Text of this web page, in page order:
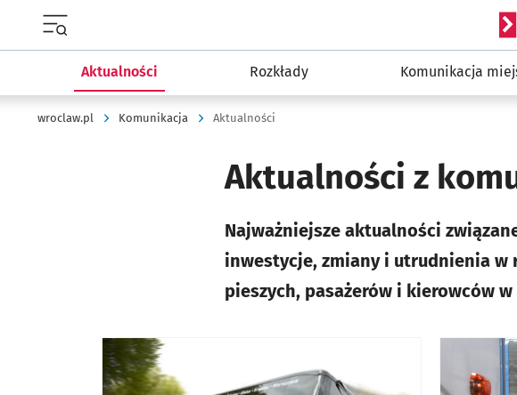
Aktualności Rozkłady Komunikacja
wroclaw.pl Komunikacja Aktualności
Aktualności z
Najważniejsze aktualności
inwestycje, zmiany i utrudnienia w
pieszych, pasażerów i kierowców